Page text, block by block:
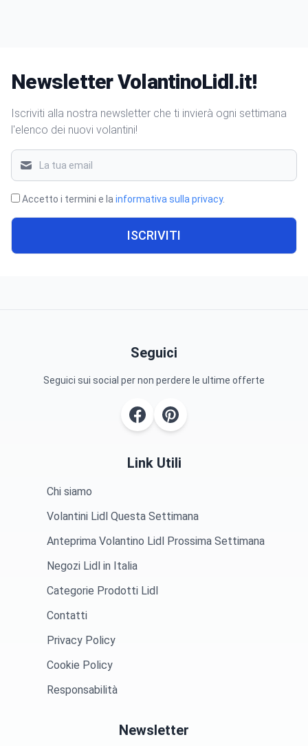
Newsletter VolantinoLidl.it!
Iscriviti alla nostra newsletter che ti invierà ogni settimana
l'elenco dei nuovi volantini!
Accetto i termini e la informativa sulla privacy.
ISCRIVITI
Seguici
Seguici sui social per non perdere le ultime offerte
Link Utili
Chi siamo
Volantini Lidl Questa Settimana
Anteprima Volantino Lidl Prossima Settimana
Negozi Lidl in Italia
Categorie Prodotti Lidl
Contatti
Privacy Policy
Cookie Policy
Responsabilità
Newsletter